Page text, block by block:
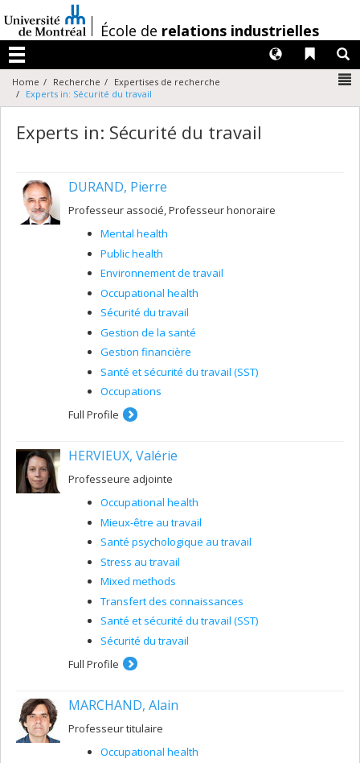
au
contenu
/École de relations industrielles
Menu
Liens
Langues
Home Recherche
Expertises de recherche
Experts in: Sécurité du travail
Experts in: Sécurité du travail
DURAND, Pierre
Professeur associé, Professeur honoraire
Mental health
Public health
Environnement de travail
Occupational health
Sécurité du travail
Gestion de la santé
Gestion financière
Santé et sécurité du travail (SST)
Occupations
Full Profile
HERVIEUX, Valérie
Professeure adjointe
Occupational health
Mieux-être au travail
Santé psychologique au travail
Stress au travail
Mixed methods
Transfert des connaissances
Santé et sécurité du travail (SST)
Sécurité du travail
Full Profile
MARCHAND, Alain
Professeur titulaire
Occupational health